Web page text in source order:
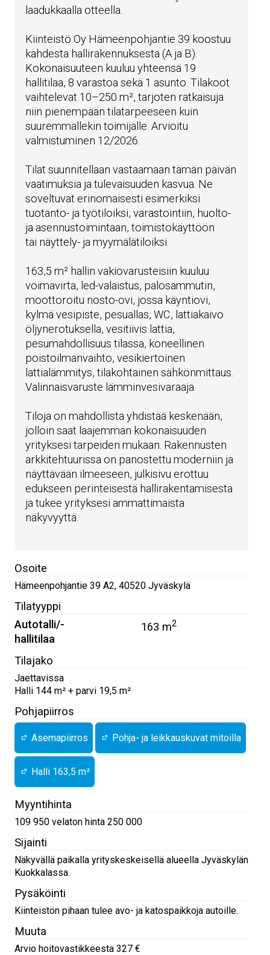
laadukkaalla otteella.
Kiinteistö Oy Hämeenpohjantie 39 koostuu
kahdesta hallirakennuksesta (A ja B).
Kokonaisuuteen kuuluu yhteensä 19
hallitilaa, 8 varastoa sekä 1 asunto. Tilakoot
vaihtelevat 10–250 m², tarjoten ratkaisuja
niin pienempään tilatarpeeseen kuin
suuremmallekin toimijalle. Arvioitu
valmistuminen 12/2026.
Tilat suunnitellaan vastaamaan tämän päivän
vaatimuksia ja tulevaisuuden kasvua. Ne
soveltuvat erinomaisesti esimerkiksi
tuotanto- ja työtiloiksi, varastointiin, huolto-
ja asennustoimintaan, toimistokäyttöön
tai näyttely- ja myymälätiloiksi.
163,5 m² hallin vakiovarusteisiin kuuluu
voimavirta, led-valaistus, palosammutin,
moottoroitu nosto-ovi, jossa käyntiovi,
kylmä vesipiste, pesuallas, WC, lattiakaivo
öljynerotuksella, vesitiivis lattia,
pesumahdollisuus tilassa, koneellinen
poistoilmanvaihto, vesikiertoinen
lattialämmitys, tilakohtainen sähkönmittaus.
Valinnaisvaruste lämminvesivaraaja.
Tiloja on mahdollista yhdistää keskenään,
jolloin saat laajemman kokonaisuuden
yrityksesi tarpeiden mukaan. Rakennusten
arkkitehtuurissa on panostettu moderniin ja
näyttävään ilmeeseen, julkisivu erottuu
edukseen perinteisestä hallirakentamisesta
ja tukee yrityksesi ammattimaista
näkyvyyttä.
Osoite
Hämeenpohjantie 39 A2, 40520 Jyväskylä
Tilatyyppi
Autotalli/-
hallitilaa
163 m2
Tilajako
Jaettavissa
Halli 144 m² + parvi 19,5 m²
Pohjapiirros
Asemapiirros Pohja- ja leikkauskuvat mitoilla
Halli 163,5 m²
Myyntihinta
109 950 velaton hinta 250 000
Sijainti
Näkyvällä paikalla yrityskeskeisellä alueella Jyväskylän
Kuokkalassa.
Pysäköinti
Kiinteistön pihaan tulee avo- ja katospaikkoja autoille.
Muuta
Arvio hoitovastikkeesta 327 €